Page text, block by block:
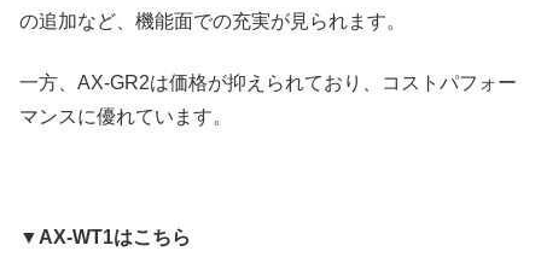
の追加など、機能面での充実が見られます。
一方、AX-GR2は価格が抑えられており、コストパフォー
マンスに優れています。
▼AX-WT1はこちら